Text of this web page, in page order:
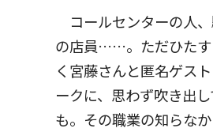
コールセンターの人
の店員……。ただひたす
く宮藤さんと匿名ゲス
ークに、思わず吹き出
も。その職業の知らな